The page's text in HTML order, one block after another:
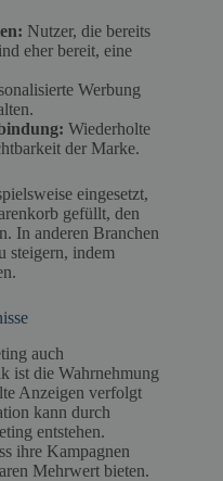
Nutzer, die bereits
eher bereit, eine
Werbung
Wiederholte
der Marke.
eingesetzt,
gefüllt, den
In anderen Branchen
steigern, indem
auch
ist die Wahrnehmung
Anzeigen verfolgt
kann durch
entstehen.
ihre Kampagnen
Mehrwert bieten.